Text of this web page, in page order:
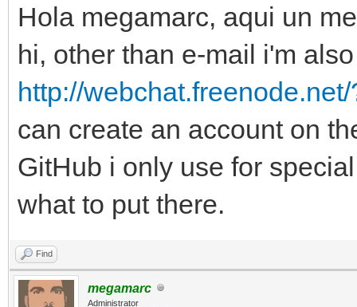
Hola megamarc, aqui un
hi, other than e-mail i'm
http://
can create an account on
GitHub i only use for
what to put there.
Find
megamarc
Administrator